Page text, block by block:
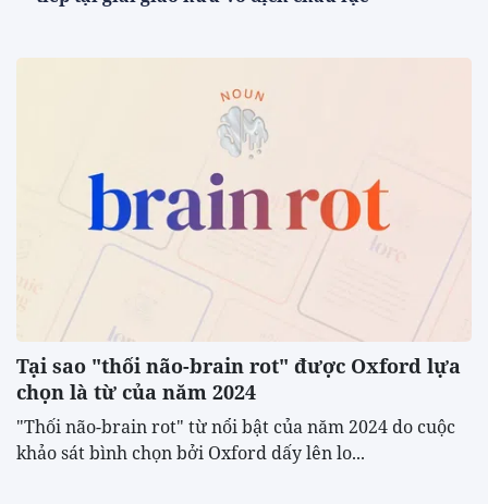
Tại sao "thối não-brain rot" được Oxford lựa
chọn là từ của năm 2024
"Thối não-brain rot" từ nổi bật của năm 2024 do cuộc
khảo sát bình chọn bởi Oxford dấy lên lo...